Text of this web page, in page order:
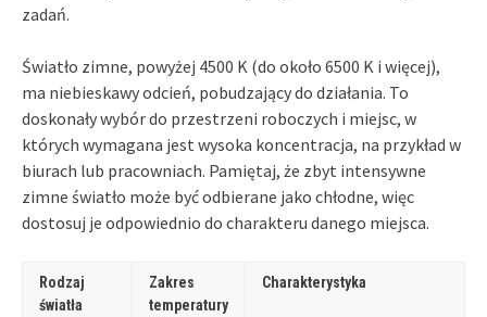
zadań.
Światło zimne, powyżej 4500 K (do około 6500 K i więcej),
ma niebieskawy odcień, pobudzający do działania. To
doskonały wybór do przestrzeni roboczych i miejsc, w
których wymagana jest wysoka koncentracja, na przykład w
biurach lub pracowniach. Pamiętaj, że zbyt intensywne
zimne światło może być odbierane jako chłodne, więc
dostosuj je odpowiednio do charakteru danego miejsca.
Rodzaj
światła
Zakres
temperatury
Charakterystyka